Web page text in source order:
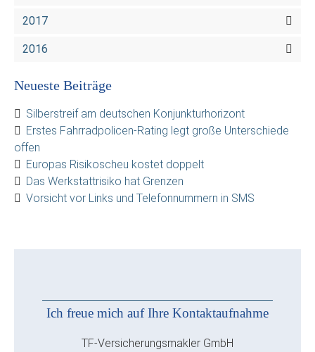
2017
2016
Neueste Beiträge
Silberstreif am deutschen Konjunkturhorizont
Erstes Fahrradpolicen-Rating legt große Unterschiede
offen
Europas Risikoscheu kostet doppelt
Das Werkstattrisiko hat Grenzen
Vorsicht vor Links und Telefonnummern in SMS
Ich freue mich auf Ihre Kontaktaufnahme
TF-Versicherungsmakler GmbH